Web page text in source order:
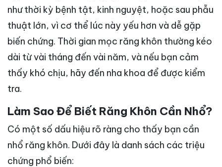
như thời kỳ bệnh tật, kinh nguyệt, hoặc sau phẫu
thuật lớn, vì cơ thể lúc này yếu hơn và dễ gặp
biến chứng. Thời gian mọc răng khôn thường kéo
dài từ vài tháng đến vài năm, và nếu bạn cảm
thấy khó chịu, hãy đến nha khoa để được kiểm
tra.
Làm Sao Để Biết Răng Khôn Cần Nhổ?
Có một số dấu hiệu rõ ràng cho thấy bạn cần
nhổ răng khôn. Dưới đây là danh sách các triệu
chứng phổ biến: